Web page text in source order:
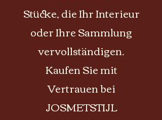
Stücke, die Ihr Interieur
oder Ihre Sammlung
vervollständigen.
Kaufen Sie mit
Vertrauen bei
JOSMETSTIJL